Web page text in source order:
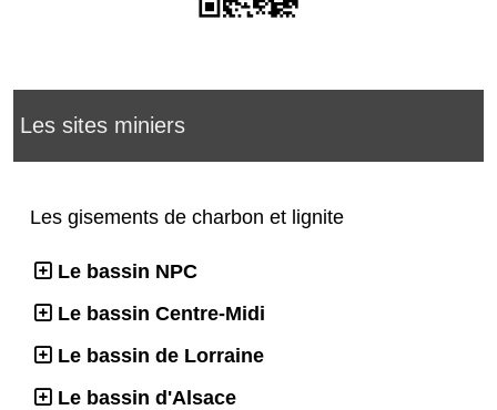
Les sites miniers
Les gisements de charbon et lignite
Le bassin NPC
Le bassin Centre-Midi
Le bassin de Lorraine
Le bassin d'Alsace